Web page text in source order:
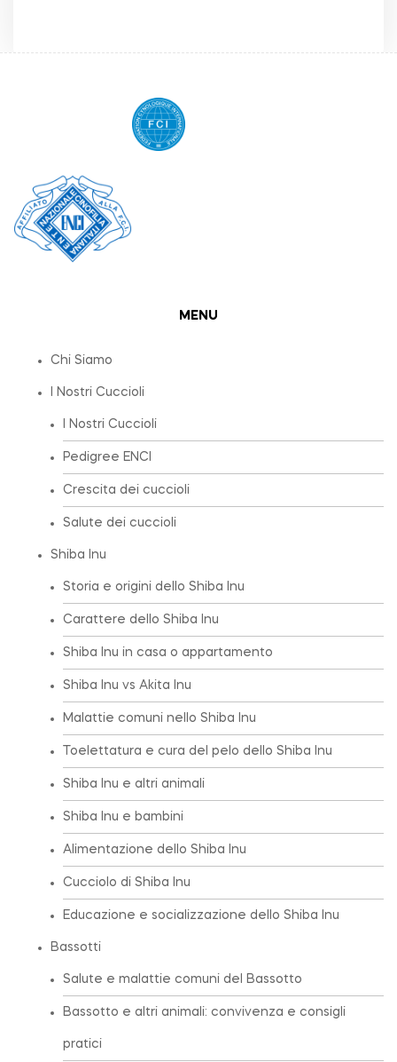
MENU
Chi Siamo
I Nostri Cuccioli
I Nostri Cuccioli
Pedigree ENCI
Crescita dei cuccioli
Salute dei cuccioli
Shiba Inu
Storia e origini dello Shiba Inu
Carattere dello Shiba Inu
Shiba Inu in casa o appartamento
Shiba Inu vs Akita Inu
Malattie comuni nello Shiba Inu
Toelettatura e cura del pelo dello Shiba Inu
Shiba Inu e altri animali
Shiba Inu e bambini
Alimentazione dello Shiba Inu
Cucciolo di Shiba Inu
Educazione e socializzazione dello Shiba Inu
Bassotti
Salute e malattie comuni del Bassotto
Bassotto e altri animali: convivenza e consigli
pratici